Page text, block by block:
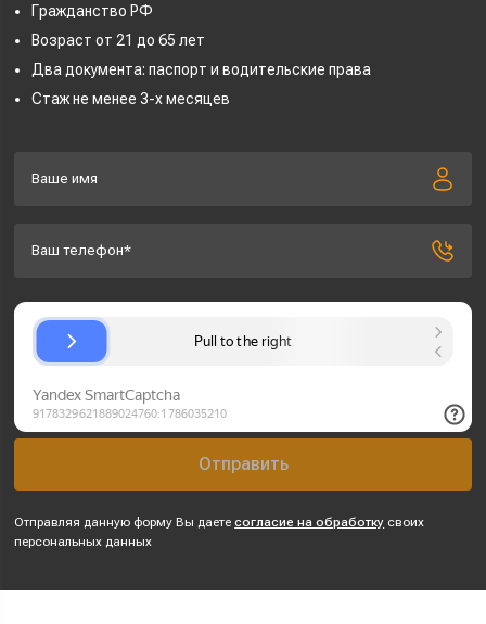
Отправить
Гражданство РФ
Возраст от 21 до 65 лет
Два документа: паспорт и водительские права
Стаж не менее 3-х месяцев
Отправляя данную форму Вы даетесогласие на обработку своих
персональных данных